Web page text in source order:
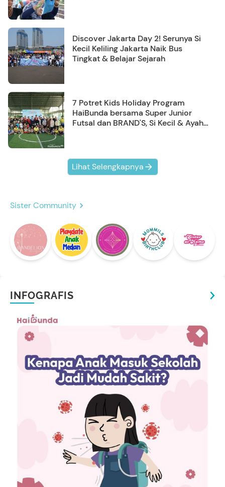
Discover Jakarta Day 2! Serunya Si
Kecil Keliling Jakarta Naik Bus
Tingkat & Belajar Sejarah
7 Potret Kids Holiday Program
HaiBunda bersama Super Junior
Futsal dan BRAND'S, Si Kecil & Ayah
Lihat Selengkapnya
Sister Community
INFOGRAFIS